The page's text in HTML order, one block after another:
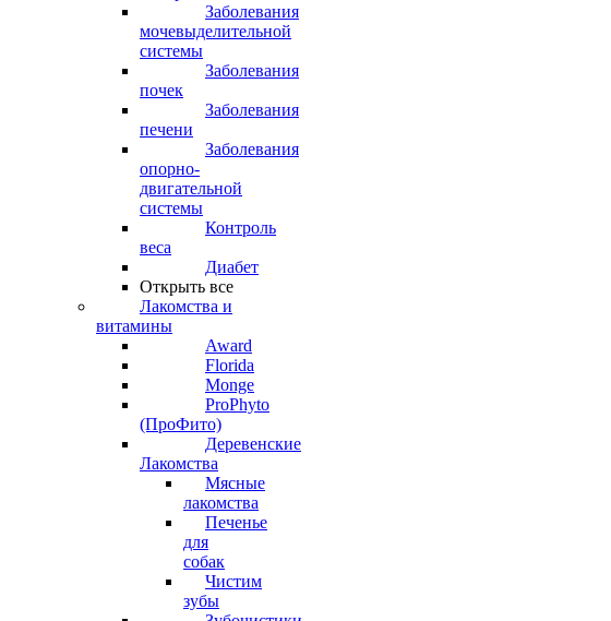
Заболевания
мочевыделительной
системы
Заболевания
почек
Заболевания
печени
Заболевания
опорно-
двигательной
системы
Контроль
веса
Диабет
Открыть все
Лакомства и
витамины
Award
Florida
Monge
ProPhyto
(ПроФито)
Деревенские
Лакомства
Мясные
лакомства
Печенье
для
собак
Чистим
зубы